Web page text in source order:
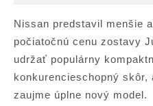
Nissan predstavil menšie
počiatočnú cenu zostavy
udržať populárny
konkurencieschopný
zaujme úplne nový model.